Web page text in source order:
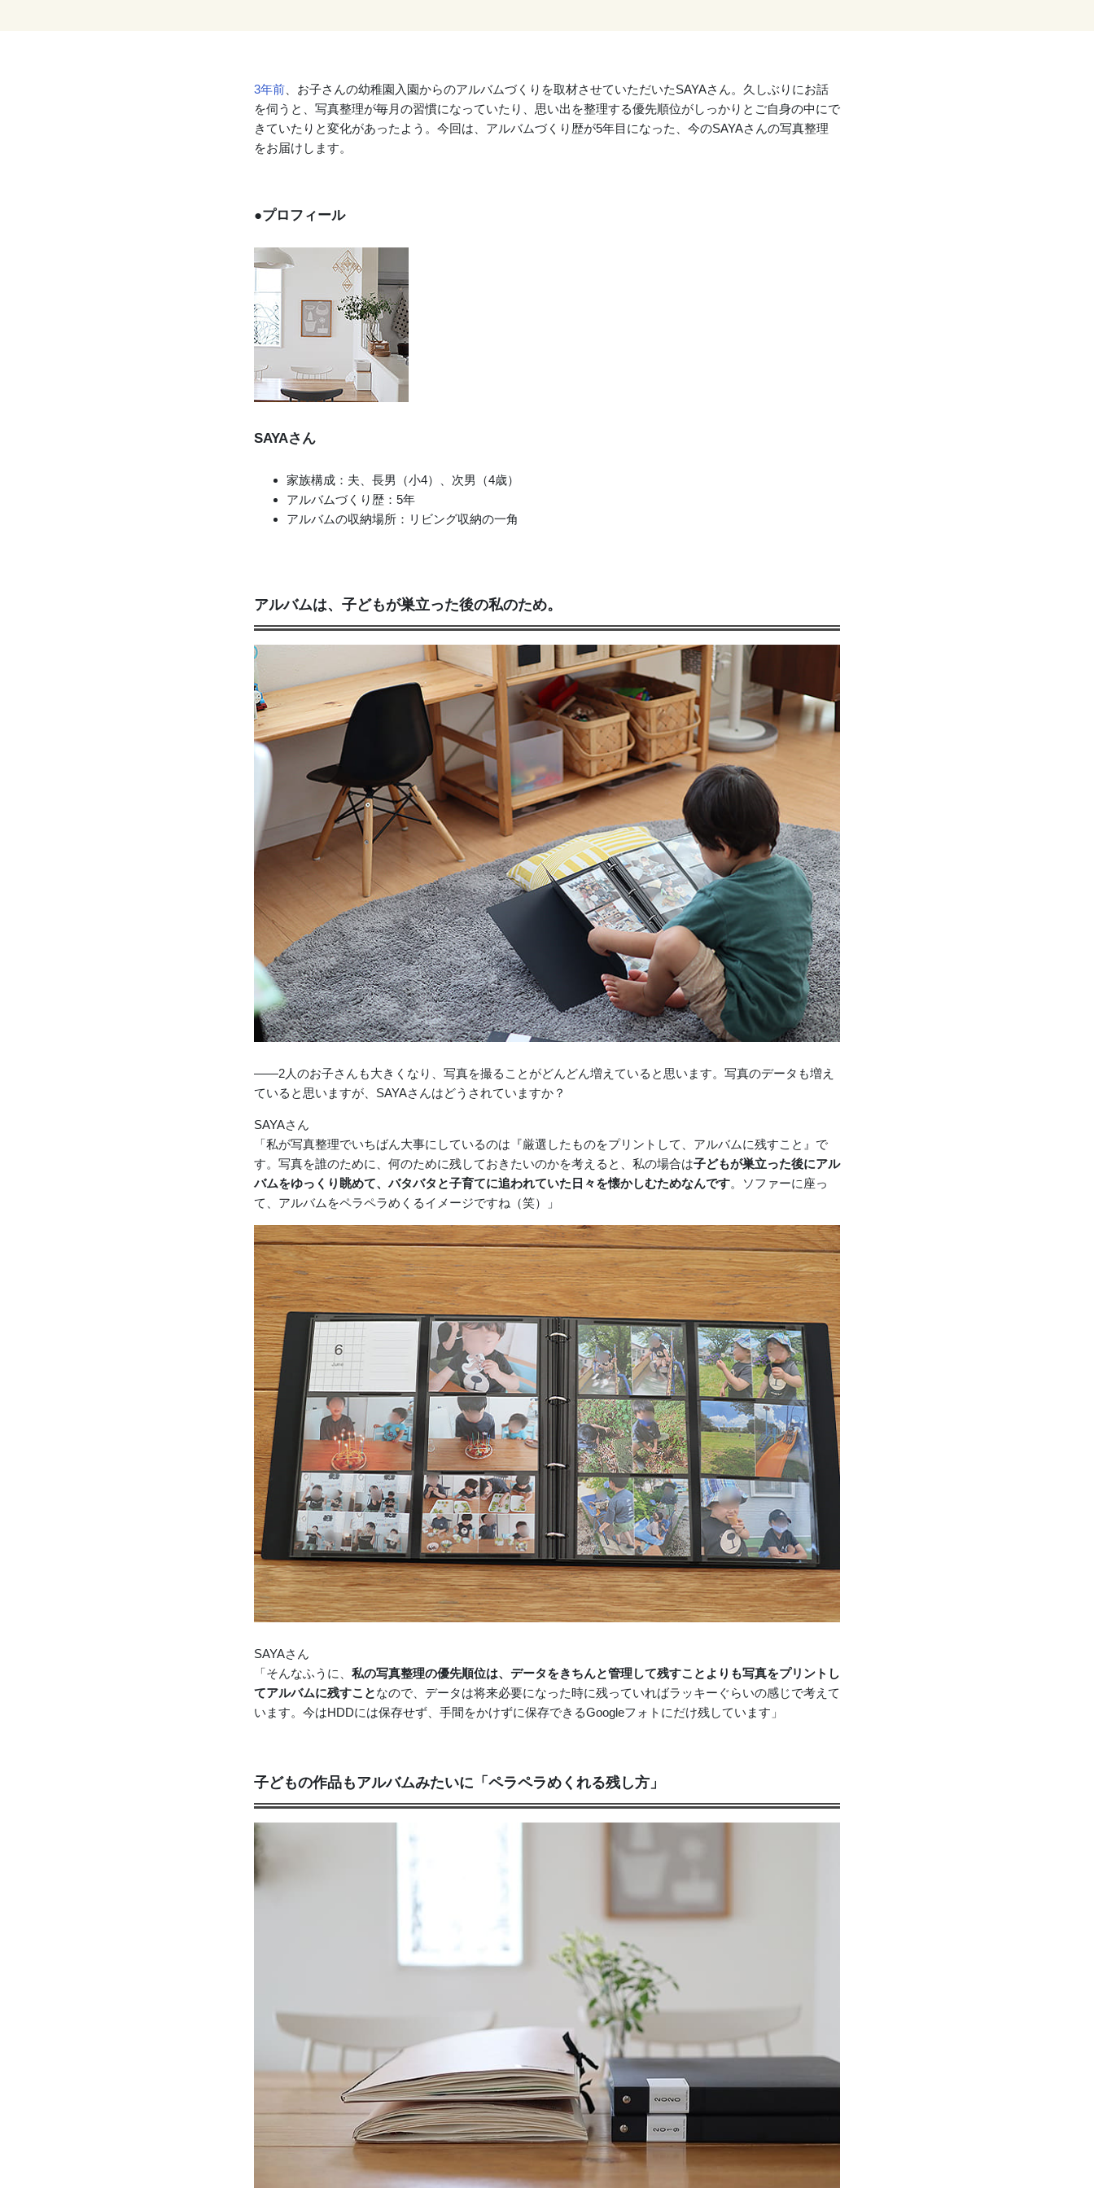
3年前 、お子さんの幼稚園入園からのアルバムづくりを取材させていただいたSAYAさん。久しぶりにお話
を伺うと、写真整理が毎月の習慣になっていたり、思い出を整理する優先順位がしっかりとご自身の中にで
きていたりと変化があったよう。今回は、アルバムづくり歴が5年目になった、今のSAYAさんの写真整理
をお届けします。
●プロフィール
SAYAさん
家族構成：夫、長男（小4）、次男（4歳）
アルバムづくり歴：5年
アルバムの収納場所：リビング収納の一角
アルバムは、子どもが巣立った後の私のため。
――2人のお子さんも大きくなり、写真を撮ることがどんどん増えていると思います。写真のデータも増え
ていると思いますが、SAYAさんはどうされていますか？
SAYAさん
「私が写真整理でいちばん大事にしているのは『厳選したものをプリントして、アルバムに残すこと』で
す。写真を誰のために、何のために残しておきたいのかを考えると、私の場合は子どもが巣立った後にアル
バムをゆっくり眺めて、バタバタと子育てに追われていた日々を懐かしむためなんです。ソファーに座っ
て、アルバムをペラペラめくるイメージですね（笑）」
SAYAさん
「そんなふうに、 私の写真整理の優先順位は、データをきちんと管理して残すことよりも写真をプリントし
てアルバムに残すことなので、データは将来必要になった時に残っていればラッキーぐらいの感じで考えて
います。今はHDDには保存せず、手間をかけずに保存できるGoogleフォトにだけ残しています」
子どもの作品もアルバムみたいに「ペラペラめくれる残し方」